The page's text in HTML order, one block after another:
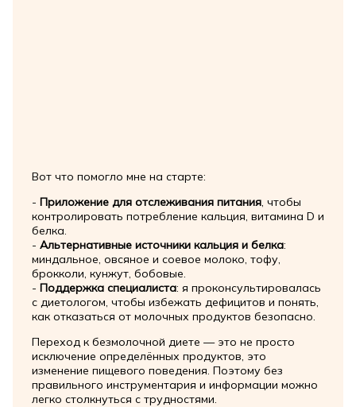
Вот что помогло мне на старте:
- Приложение для отслеживания питания, чтобы
контролировать потребление кальция, витамина D и
белка.
- Альтернативные источники кальция и белка:
миндальное, овсяное и соевое молоко, тофу,
брокколи, кунжут, бобовые.
- Поддержка специалиста: я проконсультировалась
с диетологом, чтобы избежать дефицитов и понять,
как отказаться от молочных продуктов безопасно.
Переход к безмолочной диете — это не просто
исключение определённых продуктов, это
изменение пищевого поведения. Поэтому без
правильного инструментария и информации можно
легко столкнуться с трудностями.